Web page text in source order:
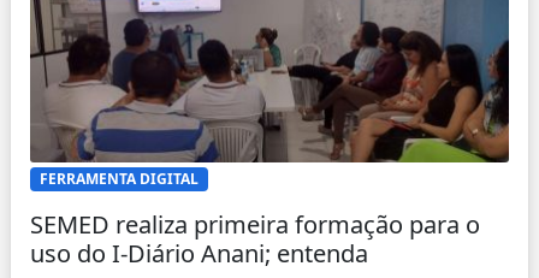
FERRAMENTA DIGITAL
SEMED realiza primeira formação para o
uso do I-Diário Anani; entenda